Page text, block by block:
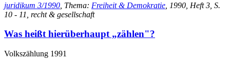
juridikum 3/1990 , Thema: Freiheit & Demokratie , 1990, Heft 3, S.
10 - 11, recht & gesellschaft
Was heißt hierüberhaupt „zählen"?
Volkszählung 1991